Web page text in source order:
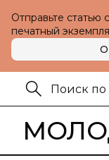
Отправьте статью
печатный